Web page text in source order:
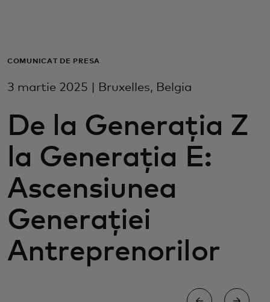
Pentru companii
Pentru inovatori
Știri și tendințe
COMUNICAT DE PRESĂ
3 martie 2025 | Bruxelles, Belgia
De la Generația Z
la Generația E:
Ascensiunea
Generației
Antreprenorilor